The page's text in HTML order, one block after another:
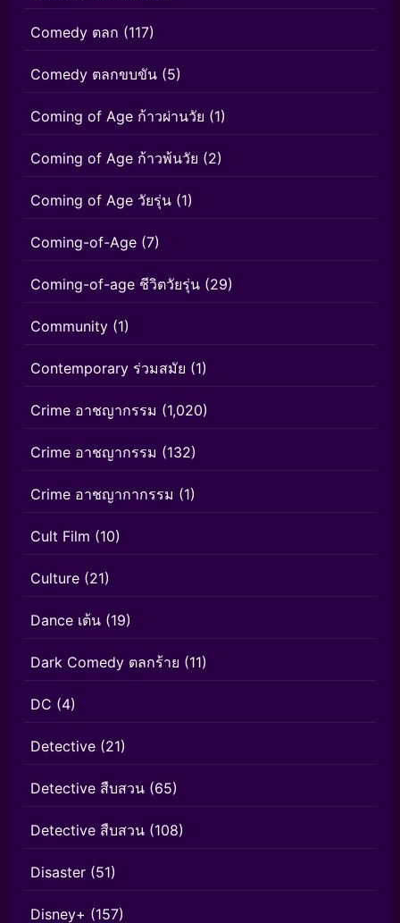
Comedy ตลก (117)
Comedy ตลกขบขัน (5)
Coming of Age ก้าวผ่านวัย (1)
Coming of Age ก้าวพ้นวัย (2)
Coming of Age วัยรุ่น (1)
Coming-of-Age (7)
Coming-of-age ชีวิตวัยรุ่น (29)
Community (1)
Contemporary ร่วมสมัย (1)
Crime อาชญากรรม (1,020)
Crime อาชญากรรม (132)
Crime อาชญากากรรม (1)
Cult Film (10)
Culture (21)
Dance เต้น (19)
Dark Comedy ตลกร้าย (11)
DC (4)
Detective (21)
Detective สืบสวน (65)
Detective สืบสวน (108)
Disaster (51)
Disney+ (157)